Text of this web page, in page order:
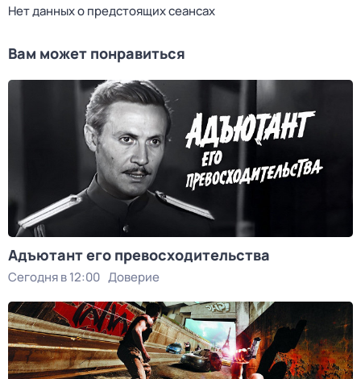
Нет данных о предстоящих сеансах
Вам может понравиться
Адъютант его превосходительства
Сегодня в 12:00 Доверие